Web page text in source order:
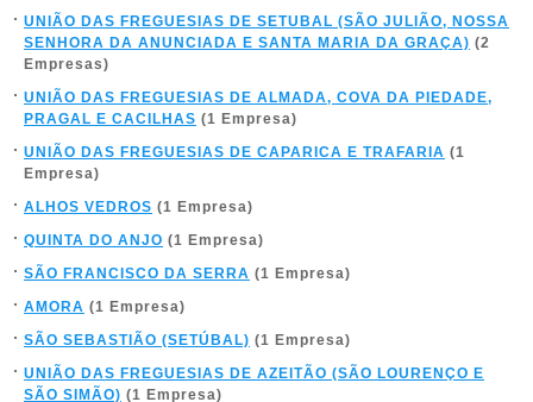
UNIÃO DAS FREGUESIAS DE SETUBAL (SÃO JULIÃO, NOSSA
SENHORA DA ANUNCIADA E SANTA MARIA DA GRAÇA) (2
Empresas)
UNIÃO DAS FREGUESIAS DE ALMADA, COVA DA PIEDADE,
PRAGAL E CACILHAS (1 Empresa)
UNIÃO DAS FREGUESIAS DE CAPARICA E TRAFARIA (1
Empresa)
ALHOS VEDROS (1 Empresa)
QUINTA DO ANJO (1 Empresa)
SÃO FRANCISCO DA SERRA (1 Empresa)
AMORA (1 Empresa)
SÃO SEBASTIÃO (SETÚBAL) (1 Empresa)
UNIÃO DAS FREGUESIAS DE AZEITÃO (SÃO LOURENÇO E
SÃO SIMÃO) (1 Empresa)